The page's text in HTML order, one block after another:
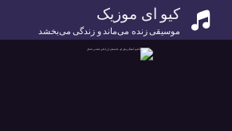
کیو ای موزیک
موسیقی زنده می‌ماند و زندگی می‌بخشد